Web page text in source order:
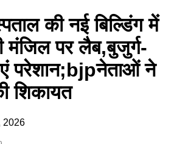
की नई बिल्डिंग में
मंजिल पर लैब,बुजुर्ग-
परेशान;bjpनेताओं ने
शिकायत
2026